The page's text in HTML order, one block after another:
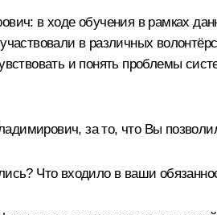
в ходе обучения в рамках
в различных
и понять проблемы
за то, что Вы
Что входило в ваши